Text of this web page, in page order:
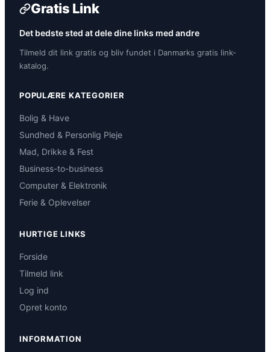
Gratis Link
Det bedste sted at dele dine links med andre
Tilmeld dit link gratis og bliv fundet i Danmarks gratis link-
katalog.
POPULÆRE KATEGORIER
Bolig & Have
Sundhed & Personlig Pleje
Mad, Drikke & Fest
Business-to-business
Computer & Elektronik
Ferie & Oplevelser
HURTIGE LINKS
Forside
Tilmeld link
Log ind
Opret konto
INFORMATION